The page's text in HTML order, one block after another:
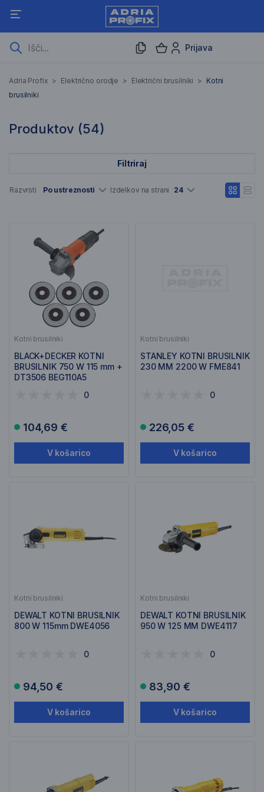
Prijava
Kotni brusilniki
Adria Profix > Električno orodje > Električni brusilniki > Kotni
brusilniki
Produktov (54)
54 Rezultati iskanja
Filtriraj
Seznam artiklov
Razvrsti Po ustreznosti Izdelkov na strani 24
Kotni brusilniki
BLACK+DECKER KOTNI
BRUSILNIK 750 W 115 mm +
DT3506 BEG110A5
0
104,69 €
V košarico
Kotni brusilniki
STANLEY KOTNI BRUSILNIK
230 MM 2200 W FME841
0
226,05 €
V košarico
Kotni brusilniki
DEWALT KOTNI BRUSILNIK
800 W 115mm DWE4056
0
94,50 €
V košarico
Kotni brusilniki
DEWALT KOTNI BRUSILNIK
950 W 125 MM DWE4117
0
83,90 €
V košarico